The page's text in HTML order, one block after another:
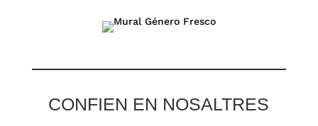
CONFIEN EN NOSALTRES